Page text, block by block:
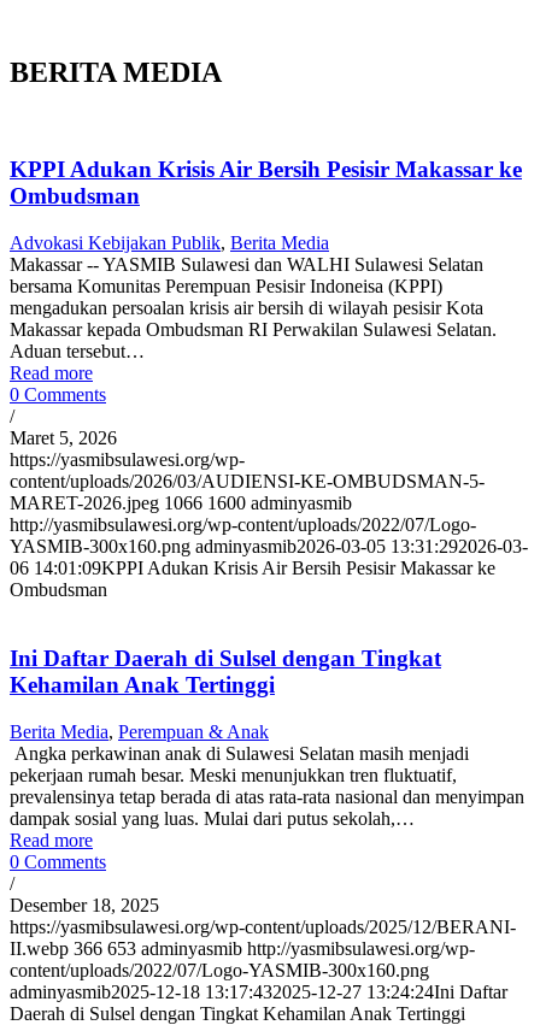
BERITA MEDIA
KPPI Adukan Krisis Air Bersih Pesisir Makassar ke
Ombudsman
Advokasi Kebijakan Publik, Berita Media
Makassar -- YASMIB Sulawesi dan WALHI Sulawesi Selatan
bersama Komunitas Perempuan Pesisir Indoneisa (KPPI)
mengadukan persoalan krisis air bersih di wilayah pesisir Kota
Makassar kepada Ombudsman RI Perwakilan Sulawesi Selatan.
Aduan tersebut…
Read more
0 Comments
/
Maret 5, 2026
https://yasmibsulawesi.org/wp-
content/uploads/2026/03/AUDIENSI-KE-OMBUDSMAN-5-
MARET-2026.jpeg 1066 1600 adminyasmib
http://yasmibsulawesi.org/wp-content/uploads/2022/07/Logo-
YASMIB-300x160.png adminyasmib2026-03-05 13:31:292026-03-
06 14:01:09KPPI Adukan Krisis Air Bersih Pesisir Makassar ke
Ombudsman
Ini Daftar Daerah di Sulsel dengan Tingkat
Kehamilan Anak Tertinggi
Berita Media, Perempuan & Anak
Angka perkawinan anak di Sulawesi Selatan masih menjadi
pekerjaan rumah besar. Meski menunjukkan tren fluktuatif,
prevalensinya tetap berada di atas rata-rata nasional dan menyimpan
dampak sosial yang luas. Mulai dari putus sekolah,…
Read more
0 Comments
/
Desember 18, 2025
https://yasmibsulawesi.org/wp-content/uploads/2025/12/BERANI-
II.webp 366 653 adminyasmib http://yasmibsulawesi.org/wp-
content/uploads/2022/07/Logo-YASMIB-300x160.png
adminyasmib2025-12-18 13:17:432025-12-27 13:24:24Ini Daftar
Daerah di Sulsel dengan Tingkat Kehamilan Anak Tertinggi